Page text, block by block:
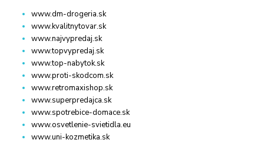
www.dm-drogeria.sk
www.kvalitnytovar.sk
www.najvypredaj.sk
www.topvypredaj.sk
www.top-nabytok.sk
www.proti-skodcom.sk
www.retromaxishop.sk
www.superpredajca.sk
www.spotrebice-domace.sk
www.osvetlenie-svietidla.eu
www.uni-kozmetika.sk